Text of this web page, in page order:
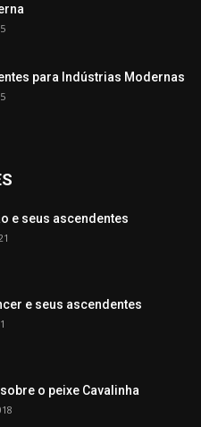
para Indústrias Modernas
e seus ascendentes
e seus ascendentes
o peixe Cavalinha